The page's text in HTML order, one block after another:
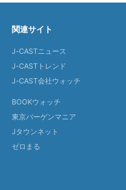
関連サイト
J-CASTニュース
J-CASTトレンド
J-CAST会社ウォッチ
BOOKウォッチ
東京バーゲンマニア
Jタウンネット
ゼロまる